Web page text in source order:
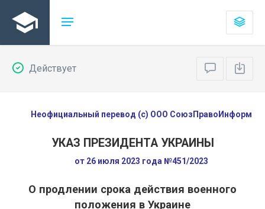
Действует
Неофициальный перевод (с) ООО СоюзПравоИнформ
УКАЗ ПРЕЗИДЕНТА УКРАИНЫ
от 26 июля 2023 года №451/2023
О продлении срока действия военного
положения в Украине